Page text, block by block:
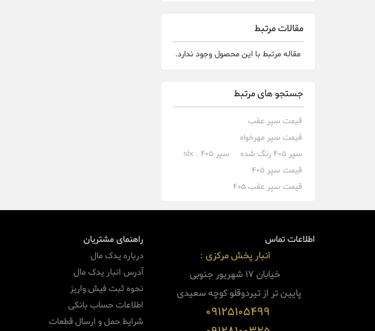
مقالات مرتبط
مقاله مرتبط با این محصول وجود ندارد.
جستجو های مرتبط
قیمت سپر عقب
قیمت سپر مهرخواه
سپر 405 رنگ شده
سپر 405 . slx
قیمت سپر 405
قیمت سپر عقب 405
اطلاعات تماس
انبار پخش مرکزی :
خیابان 17 شهریور جنوبی
پایینتر از تیردوقلو کوچه سعیدی
09125105499
راهنمای مشتریان
درباره یدک مال
آدرس انبار یدک مال
نحوه ثبت فیش واریز
اطلاعات حساب بانکی
شرایط حمل و ارسال قطعات